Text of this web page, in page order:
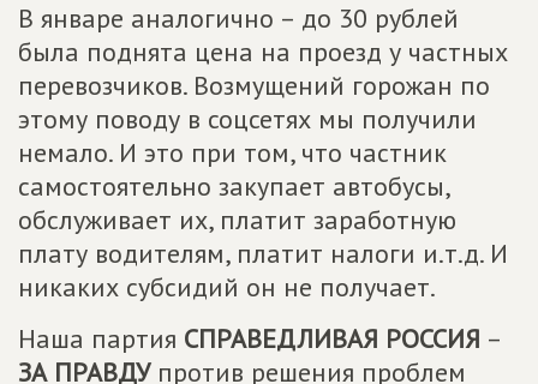
В январе аналогично – до 30 рублей
была поднята цена на проезд у частных
перевозчиков. Возмущений горожан по
этому поводу в соцсетях мы получили
немало. И это при том, что частник
самостоятельно закупает автобусы,
обслуживает их, платит заработную
плату водителям, платит налоги и.т.д. И
никаких субсидий он не получает.
Наша партия СПРАВЕДЛИВАЯ РОССИЯ –
ЗА ПРАВДУпротив решения проблем